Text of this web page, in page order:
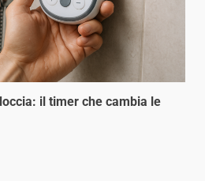
il timer che cambia le